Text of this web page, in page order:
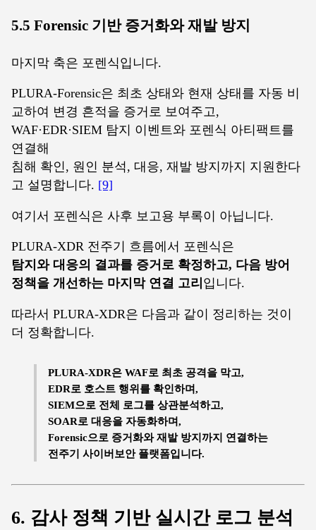
5.5 Forensic 기반 증거화와 재발 방지
마지막 축은 포렌식입니다.
PLURA-Forensic은 최초 상태와 현재 상태를 자동 비
교하여 변경 흔적을 증거로 보여주고,
WAF·EDR·SIEM 탐지 이벤트와 포렌식 아티팩트를
연결해
침해 확인, 원인 분석, 대응, 재발 방지까지 지원한다
고 설명합니다. [9]
여기서 포렌식은 사후 보고용 부록이 아닙니다.
PLURA-XDR 전주기 흐름에서 포렌식은
탐지와 대응의 결과를 증거로 확정하고, 다음 방어
정책을 개선하는 마지막 연결 고리 입니다.
따라서 PLURA-XDR은 다음과 같이 정리하는 것이
더 정확합니다.
PLURA-XDR은 WAF로 최초 공격을 막고,
EDR로 호스트 행위를 확인하며,
SIEM으로 전체 로그를 상관분석하고,
SOAR로 대응을 자동화하며,
Forensic으로 증거화와 재발 방지까지 연결하는
전주기 사이버보안 플랫폼입니다.
6. 감사 정책 기반 실시간 로그 분석